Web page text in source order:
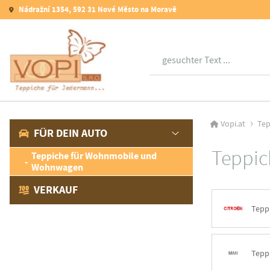
Nádražní 1354, 592 31 Nové Město na Moravě
FÜR DEIN AUTO
Teppiche für Wohnmobile und
Wohnwagen
VERKAUF
Vopi.at